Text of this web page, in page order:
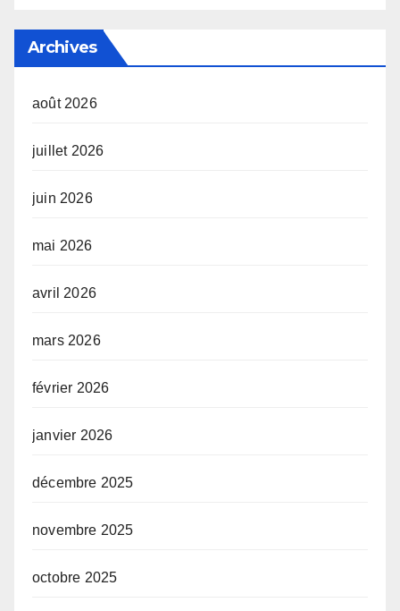
Archives
août 2026
juillet 2026
juin 2026
mai 2026
avril 2026
mars 2026
février 2026
janvier 2026
décembre 2025
novembre 2025
octobre 2025